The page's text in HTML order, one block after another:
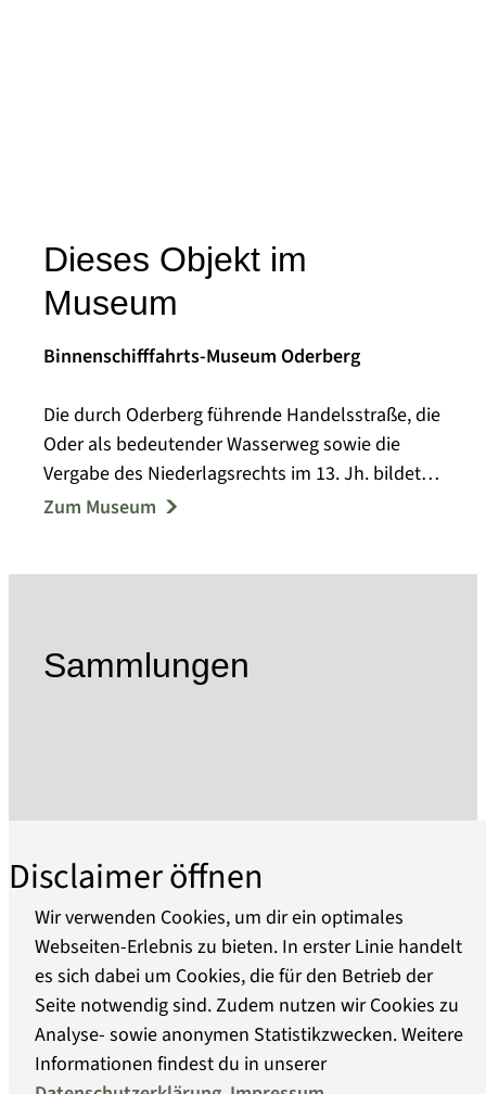
Dieses Objekt im
Museum
Binnenschifffahrts-Museum Oderberg
Die durch Oderberg führende Handelsstraße, die
Oder als bedeutender Wasserweg sowie die
Vergabe des Niederlagsrechts im 13. Jh. bildeten
die Grundlage regen Handels in der Region, von
Wirtschaft, wobei der Schiffbau in der zweiten
Hälfte des 19. Jh. besonders prosperierte.
Binnenschifffahrt im Odergebiet liegt. Die
technische Entwicklung der Schiffe des
Oderraumes und ihre Besonderheiten werden
an Hand von Modellen, Abbildungen und
Dokumenten dargestellt. Seit 1979 liegt der 1897
gebaute Seitenraddampfer RIESA an der Alten
Oder im Museumspark.
Die in 2012 beginnenden Umstrukturierungs-
Zum Museum
Sammlungen
Über uns
Barrierefreiheit
Disclaimer öffnen
Wir verwenden Cookies, um dir ein optimales
Webseiten-Erlebnis zu bieten. In erster Linie handelt
es sich dabei um Cookies, die für den Betrieb der
Seite notwendig sind. Zudem nutzen wir Cookies zu
Analyse- sowie anonymen Statistikzwecken. Weitere
Informationen findest du in unserer